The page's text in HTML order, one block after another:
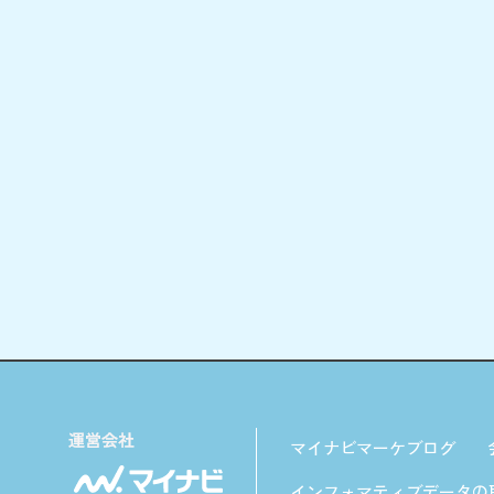
マイナビマーケブログ